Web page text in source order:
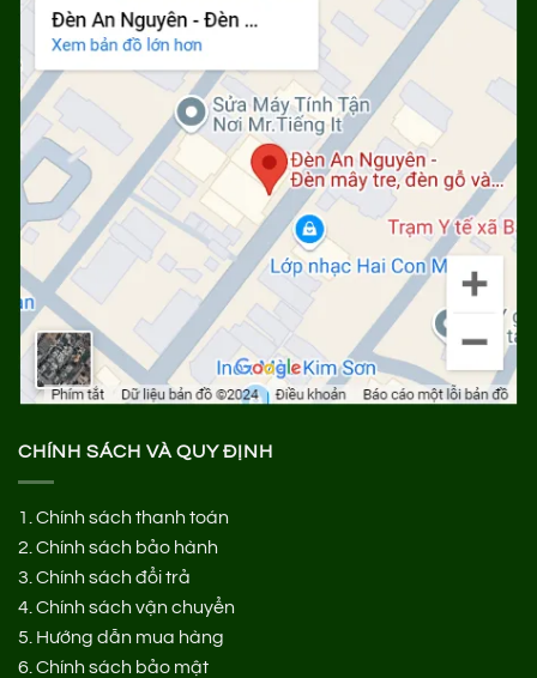
CHÍNH SÁCH VÀ QUY ĐỊNH
1. Chính sách thanh toán
2. Chính sách bảo hành
3. Chính sách đổi trả
4. Chính sách vận chuyển
5. Hướng dẫn mua hàng
6. Chính sách bảo mật